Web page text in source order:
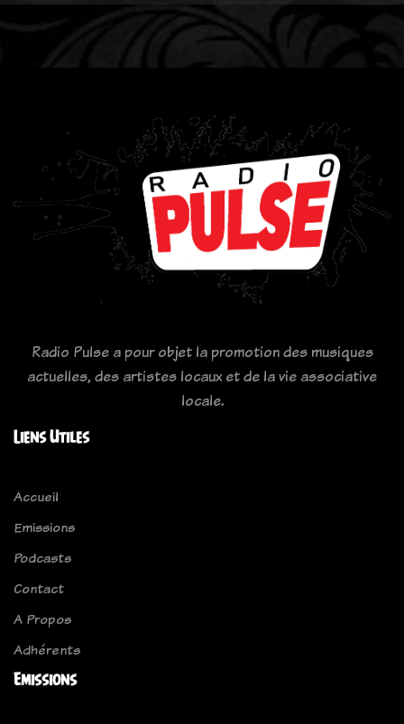
Radio Pulse a pour objet la promotion des musiques
actuelles, des artistes locaux et de la vie associative
locale.
Liens Utiles
Accueil
Emissions
Podcasts
Contact
A Propos
Adhérents
Emissions